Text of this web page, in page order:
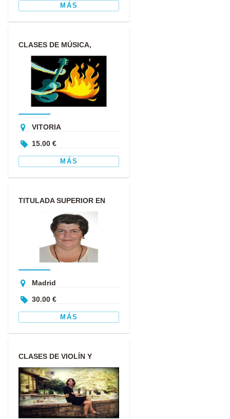
MÁS
CLASES DE MÚSICA,
GUITARRA, UKELELE,
VITORIA
15.00 €
MÁS
TITULADA SUPERIOR EN
MÚSICA EN LA
ESPECIALIDAD DE ...
Madrid
30.00 €
MÁS
CLASES DE VIOLÍN Y
LENGUAJE MUSICAL